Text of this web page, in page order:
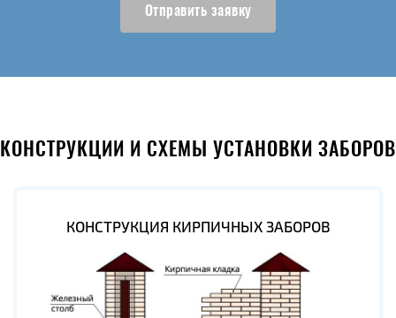
Отправить заявку
КОНСТРУКЦИИ И СХЕМЫ УСТАНОВКИ ЗАБОРОВ
КОНСТРУКЦИЯ КИРПИЧНЫХ ЗАБОРОВ